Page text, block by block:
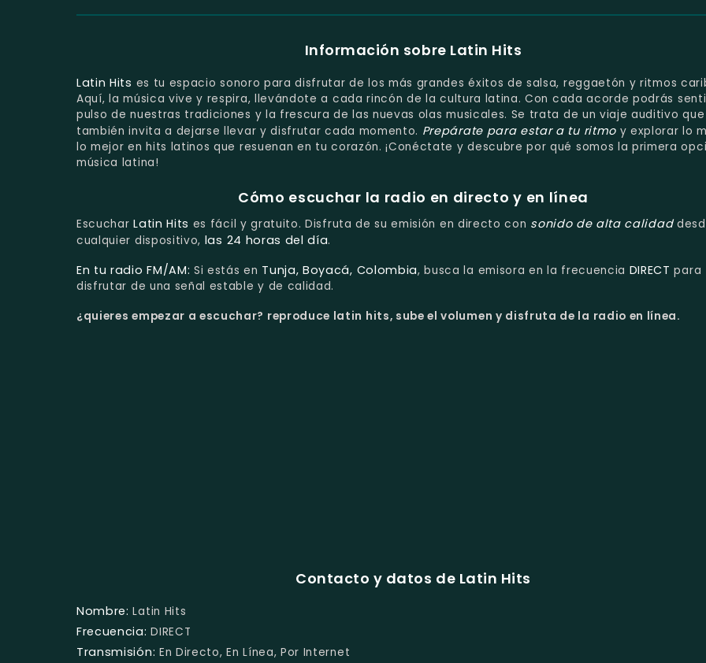
Información sobre Latin Hits
Latin Hits es tu espacio sonoro para disfrutar de los más grandes éxitos de salsa, reggaetón y ritmos
Aquí, la música vive y respira, llevándote a cada rincón de la cultura latina. Con cada acorde podrás
pulso de nuestras tradiciones y la frescura de las nuevas olas musicales. Se trata de un viaje auditivo que
también invita a dejarse llevar y disfrutar cada momento. Prepárate para estar a tu ritmoy explorar lo
lo mejor en hits latinos que resuenan en tu corazón. ¡Conéctate y descubre por qué somos la primera
música latina!
Cómo escuchar la radio en directo y en línea
EscucharLatin Hits es fácil y gratuito. Disfruta de su emisión en directo con sonido de alta calidad
cualquier dispositivo, las 24 horas del día.
En tu radio FM/AM: Si estás en Tunja, Boyacá, Colombia, busca la emisora en la frecuencia DIRECT para
disfrutar de una señal estable y de calidad.
¿quieres empezar a escuchar? reproduce latin hits, sube el volumen y disfruta de la radio en línea.
Contacto y datos de Latin Hits
Nombre: Latin Hits
Frecuencia: DIRECT
Transmisión: En Directo, En Línea, Por Internet